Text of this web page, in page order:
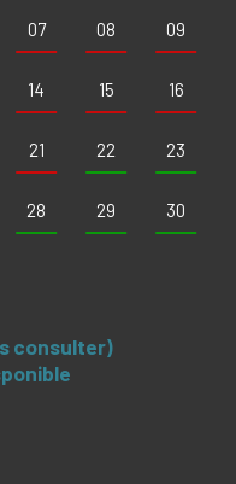
07 08 09
14 15 16
21 22 23
28 29 30
consulter)